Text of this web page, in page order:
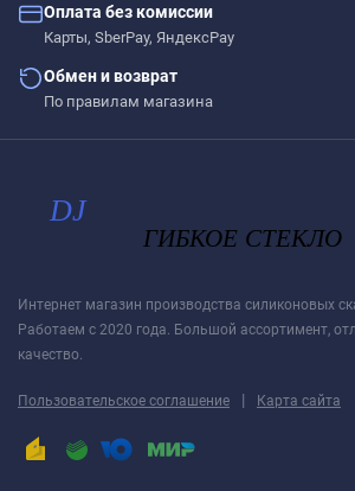
Оплата без комиссии
Карты, SberPay, ЯндексPay
Обмен и возврат
По правилам магазина
Интернет магазин производства силиконовых
Работаем с 2020 года. Большой ассортимент,
качество.
Пользовательское соглашение | Карта сайта